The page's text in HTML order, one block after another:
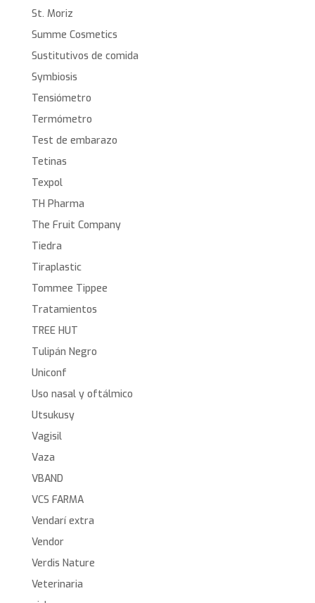
St. Moriz
Summe Cosmetics
Sustitutivos de comida
Symbiosis
Tensiómetro
Termómetro
Test de embarazo
Tetinas
Texpol
TH Pharma
The Fruit Company
Tiedra
Tiraplastic
Tommee Tippee
Tratamientos
TREE HUT
Tulipán Negro
Uniconf
Uso nasal y oftálmico
Utsukusy
Vagisil
Vaza
VBAND
VCS FARMA
Vendarí extra
Vendor
Verdis Nature
Veterinaria